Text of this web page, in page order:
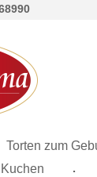
Torten zum
Kuchen .